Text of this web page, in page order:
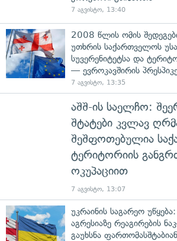
7 აგვისტო, 13:40
2008 წლის ომის
უთხრის საქართველოს
სუვერენიტეტსა და
— ევროკავშირის
7 აგვისტო, 13:35
აშშ-ის საელჩო:
შტატები კვლავ
შეშფოთებულია
ტერიტორიის
ოკუპაციით
7 აგვისტო, 13:07
უკრაინის საგარეო
აგრესიაზე რეაგირების
გაუხსნა